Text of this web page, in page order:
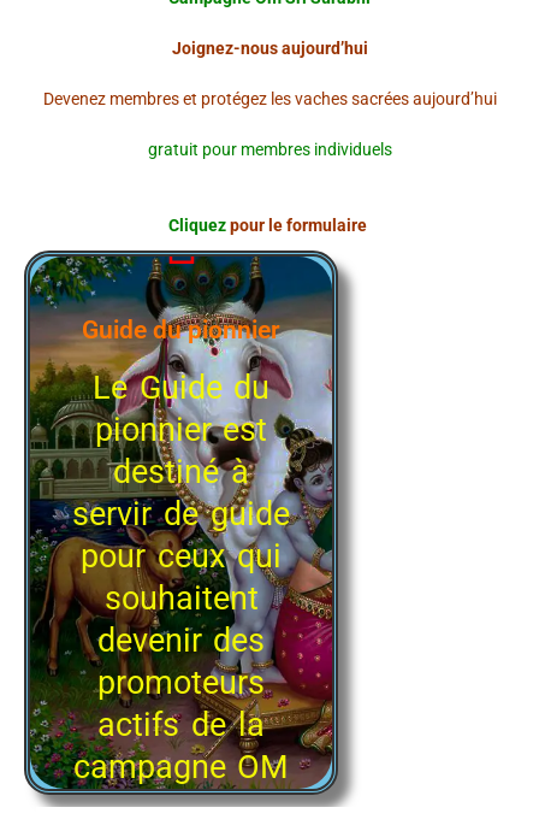
Joignez-nous aujourd’hui
Devenez membres et protégez les vaches sacrées aujourd’hui
gratuit pour membres individuels
Cliquezpour le formulaire
Guide du pionnier
Le Guide du
pionnier est
destiné à
servir de guide
pour ceux qui
souhaitent
devenir des
promoteurs
actifs de la
campagne OM
Sri Surabhi.